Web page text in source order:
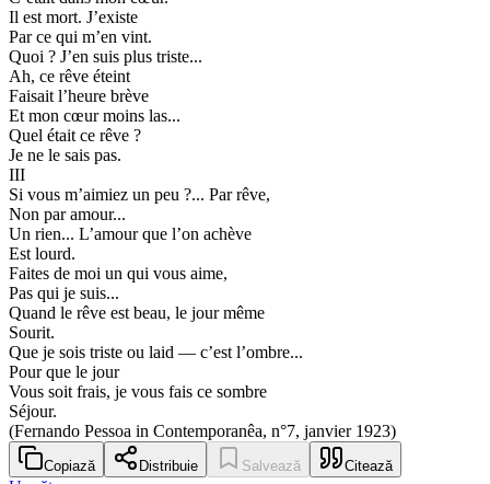
Il est mort. J’existe
Par ce qui m’en vint.
Quoi ? J’en suis plus triste...
Ah, ce rêve éteint
Faisait l’heure brève
Et mon cœur moins las...
Quel était ce rêve ?
Je ne le sais pas.
III
Si vous m’aimiez un peu ?... Par rêve,
Non par amour...
Un rien... L’amour que l’on achève
Est lourd.
Faites de moi un qui vous aime,
Pas qui je suis...
Quand le rêve est beau, le jour même
Sourit.
Que je sois triste ou laid — c’est l’ombre...
Pour que le jour
Vous soit frais, je vous fais ce sombre
Séjour.
(Fernando Pessoa in Contemporanêa, n°7, janvier 1923)
Copiază Distribuie Salvează Citează